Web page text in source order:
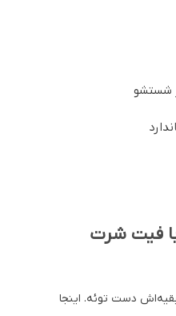
شستشو
با فیت شرت
دست توئه. اینجا